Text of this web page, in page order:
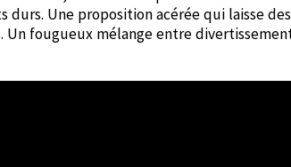
Une proposition acérée qui laisse
Un fougueux mélange entre